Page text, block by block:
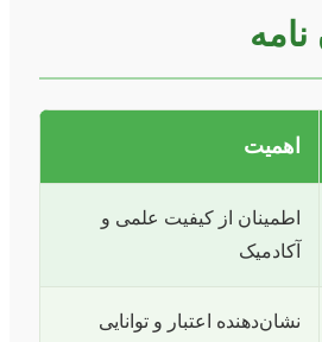
اهمیت
اطمینان از کیفیت علمی و
آکادمیک
نشان‌دهنده اعتبار و توانایی